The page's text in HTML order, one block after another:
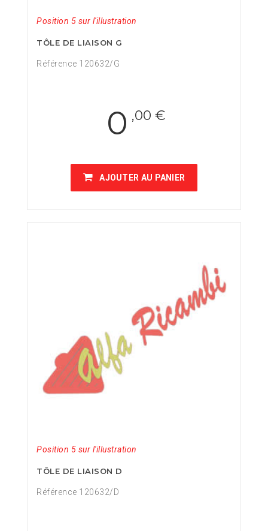
Position 5 sur l'illustration
TÔLE DE LIAISON G
Référence 120632/G
0 ,00 €
AJOUTER AU PANIER
Position 5 sur l'illustration
TÔLE DE LIAISON D
Référence 120632/D